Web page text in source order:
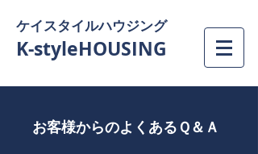
ケイスタイルハウジング
K-styleHOUSING​
​お客様からのよくあるＱ＆Ａ